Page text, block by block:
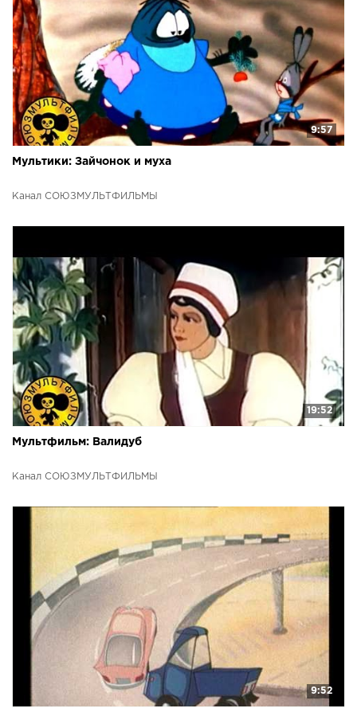
9:57
Мультики: Зайчонок и муха
Канал СОЮЗМУЛЬТФИЛЬМЫ
19:52
Мультфильм: Валидуб
Канал СОЮЗМУЛЬТФИЛЬМЫ
9:52